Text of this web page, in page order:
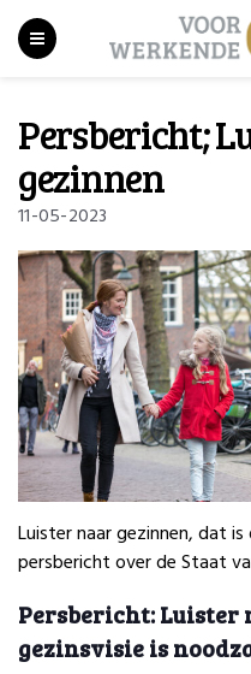
Persbericht;
gezinnen
11-05-2023
Luister naar gezinnen, dat
persbericht over de Staat
Persbericht: Luister
gezinsvisie is